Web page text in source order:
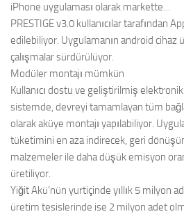
iPhone uygulaması olarak markette…
PRESTIGE v3.0 kullanıcılar tarafından
edilebiliyor. Uygulamanın android cihaz
çalışmalar sürdürülüyor.
Modüler montajı mümkün
Kullanıcı dostu ve geliştirilmiş
sistemde, devreyi tamamlayan tüm
olarak aküye montajı yapılabiliyor.
tüketimini en aza indirecek, geri
malzemeler ile daha düşük emisyon
üretiliyor.
Yiğit Akü’nün yurtiçinde yıllık 5 milyon
üretim tesislerinde ise 2 milyon adet